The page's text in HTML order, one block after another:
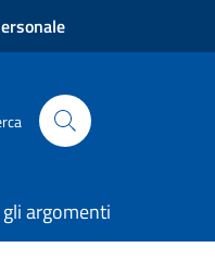
argomenti